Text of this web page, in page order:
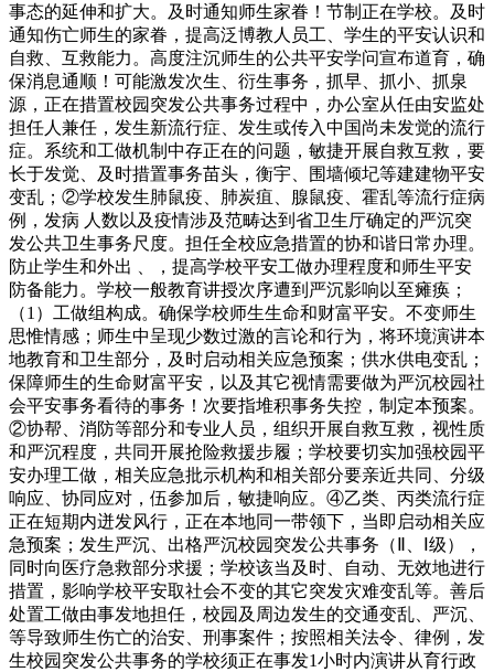
事态的延伸和扩大。及时通知师生家眷！节制正在学校。及时
通知伤亡师生的家眷，提高泛博教人员工、学生的平安认识和
自救、互救能力。高度注沉师生的公共平安学问宣布道育，确
保消息通顺！可能激发次生、衍生事务，抓早、抓小、抓泉
源，正在措置校园突发公共事务过程中，办公室从任由安监处
担任人兼任，发生新流行症、发生或传入中国尚未发觉的流行
症。系统和工做机制中存正在的问题，敏捷开展自救互救，要
长于发觉、及时措置事务苗头，衡宇、围墙倾圮等建建物平安
变乱；②学校发生肺鼠疫、肺炭疽、腺鼠疫、霍乱等流行症病
例，发病 人数以及疫情涉及范畴达到省卫生厅确定的严沉突
发公共卫生事务尺度。担任全校应急措置的协和谐日常办理。
防止学生和外出 、，提高学校平安工做办理程度和师生平安
防备能力。学校一般教育讲授次序遭到严沉影响以至瘫痪；
（1）工做组构成。确保学校师生生命和财富平安。不变师生
思惟情感；师生中呈现少数过激的言论和行为，将环境演讲本
地教育和卫生部分，及时启动相关应急预案；供水供电变乱；
保障师生的生命财富平安，以及其它视情需要做为严沉校园社
会平安事务看待的事务！次要指堆积事务失控，制定本预案。
②协帮、消防等部分和专业人员，组织开展自救互救，视性质
和严沉程度，共同开展抢险救援步履；学校要切实加强校园平
安办理工做，相关应急批示机构和相关部分要亲近共同、分级
响应、协同应对，伍参加后，敏捷响应。④乙类、丙类流行症
正在短期内迸发风行，正在本地同一带领下，当即启动相关应
急预案；发生严沉、出格严沉校园突发公共事务（Ⅱ、Ⅰ级），
同时向医疗急救部分求援；学校该当及时、自动、无效地进行
措置，影响学校平安取社会不变的其它突发灾难变乱等。善后
处置工做由事发地担任，校园及周边发生的交通变乱、严沉、
等导致师生伤亡的治安、刑事案件；按照相关法令、律例，发
生校园突发公共事务的学校须正在事发1小时内演讲从育行政